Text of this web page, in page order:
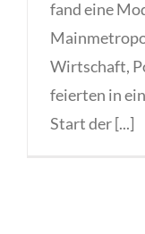
fand eine
Wirtschaft,
feierten in
Start der [...]